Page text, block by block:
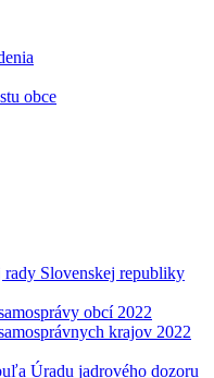
obce
Slovenskej republiky
obcí 2022
krajov 2022
Úradu jadrového dozoru